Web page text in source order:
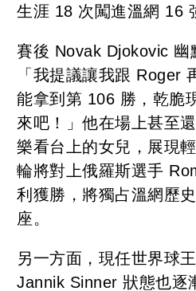
生涯 18 次闖進溫網 16
賽後 Novak Djokovic 幽
「我提議讓我跟 Roger
能拿到第 106 勝，乾脆
來吧！」他在場上甚至
樂看台上的女兒，展現
輪將對上俄羅斯選手
利獲勝，將獨占溫網歷
座。
另一方面，現任世界球
Jannik Sinner 狀態也逐